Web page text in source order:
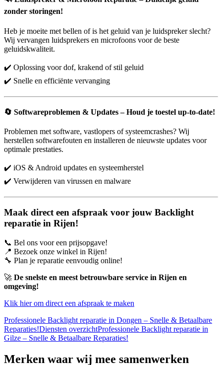
zonder storingen!
Heb je moeite met bellen of is het geluid van je luidspreker slecht?
Wij vervangen luidsprekers en microfoons voor de beste
geluidskwaliteit.
✔️ Oplossing voor dof, krakend of stil geluid
✔️ Snelle en efficiënte vervanging
🔄 Softwareproblemen & Updates – Houd je toestel up-to-date!
Problemen met software, vastlopers of systeemcrashes? Wij
herstellen softwarefouten en installeren de nieuwste updates voor
optimale prestaties.
✔️ iOS & Android updates en systeemherstel
✔️ Verwijderen van virussen en malware
Maak direct een afspraak voor jouw Backlight
reparatie in Rijen!
📞 Bel ons voor een prijsopgave!
📍 Bezoek onze winkel in Rijen!
🔧 Plan je reparatie eenvoudig online!
🚀 De snelste en meest betrouwbare service in Rijen en
omgeving!
Klik hier om direct een afspraak te maken
Professionele Backlight reparatie in Dongen – Snelle & Betaalbare
Reparaties!Diensten overzichtProfessionele Backlight reparatie in
Gilze – Snelle & Betaalbare Reparaties!
Merken waar wij mee samenwerken